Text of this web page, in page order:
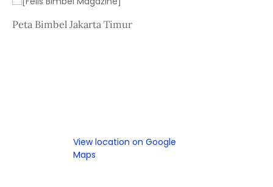
Peta Bimbel Jakarta Timur
View location on Google
Maps